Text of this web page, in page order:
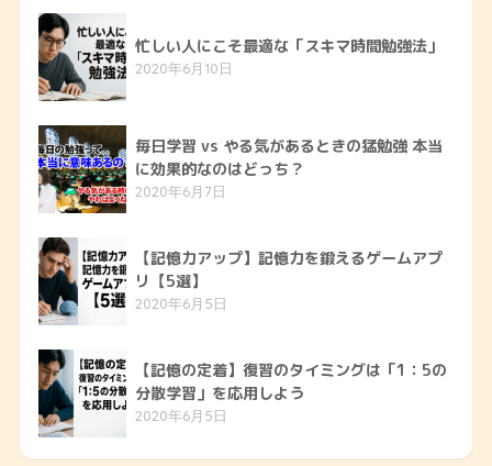
忙しい人にこそ最適な「スキマ時間勉強法」
2020年6月10日
毎日学習 vs やる気があるときの猛勉強 本当
に効果的なのはどっち？
2020年6月7日
【記憶力アップ】記憶力を鍛えるゲームアプ
リ【5選】
2020年6月5日
【記憶の定着】復習のタイミングは「1：5の
分散学習」を応用しよう
2020年6月5日